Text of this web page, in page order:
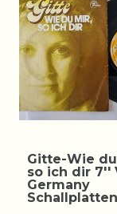
Gitte-Wie
so ich dir 7''
Germany
Schallplatten